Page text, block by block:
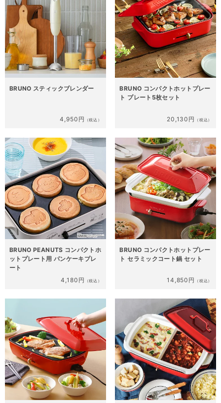
BRUNO スティックブレンダー
4,950円 （税込）
BRUNO コンパクトホットプレー
ト プレート5枚セット
20,130円 （税込）
BRUNO PEANUTS コンパクトホ
ットプレート用 パンケーキプレ
ート
4,180円
（税込）
BRUNO コンパクトホットプレー
ト セラミックコート鍋 セット
14,850円 （税込）